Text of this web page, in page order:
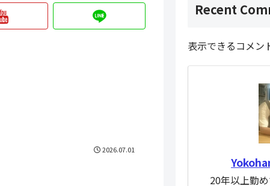
2026.07.01
Recent
表示できるコメン
20年以上勤